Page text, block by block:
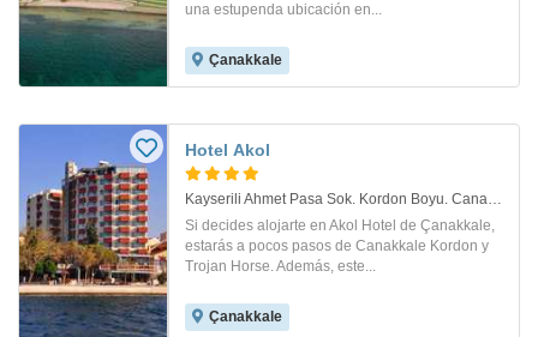
una estupenda ubicación en...
Çanakkale
Hotel Akol
Kayserili Ahmet Pasa Sok. Kordon Boyu. Canakkale
Si decides alojarte en Akol Hotel de Çanakkale,
estarás a pocos pasos de Canakkale Kordon y
Trojan Horse. Además, este...
Çanakkale